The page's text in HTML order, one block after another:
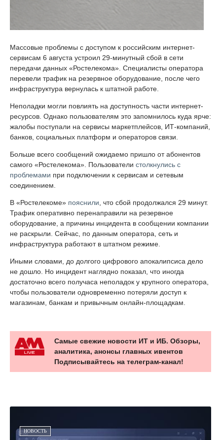
Массовые проблемы с доступом к российским интернет-
сервисам 6 августа устроил 29-минутный сбой в сети
передачи данных «Ростелекома». Специалисты оператора
перевели трафик на резервное оборудование, после чего
инфраструктура вернулась к штатной работе.
Неполадки могли повлиять на доступность части интернет-
ресурсов. Однако пользователям это запомнилось куда ярче:
жалобы поступали на сервисы маркетплейсов, ИТ-компаний,
банков, социальных платформ и операторов связи.
Больше всего сообщений ожидаемо пришло от абонентов
самого «Ростелекома». Пользователи столкнулись с
проблемами при подключении к сервисам и сетевым
соединением.
В «Ростелекоме» пояснили , что сбой продолжался 29 минут.
Трафик оперативно перенаправили на резервное
оборудование, а причины инцидента в сообщении компании
не раскрыли. Сейчас, по данным оператора, сеть и
инфраструктура работают в штатном режиме.
Иными словами, до долгого цифрового апокалипсиса дело
не дошло. Но инцидент наглядно показал, что иногда
достаточно всего получаса неполадок у крупного оператора,
чтобы пользователи одновременно потеряли доступ к
магазинам, банкам и привычным онлайн-площадкам.
Самые свежие новости ИТ и ИБ. Обзоры,
аналитика, анонсы главных ивентов
Подписывайтесь на телеграм-канал!
НОВОСТЬ